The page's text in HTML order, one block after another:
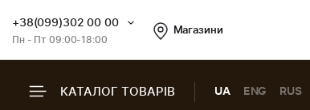
+38(099)302 00 00
Пн - Пт 09:00-18:00
Магазини
КАТАЛОГ ТОВАРІВ UA ENG RUS